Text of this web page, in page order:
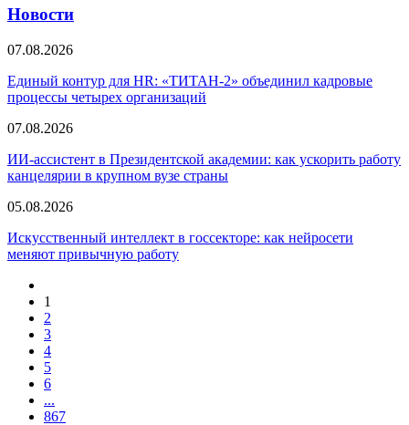
Новости
07.08.2026
Единый контур для HR: «ТИТАН‑2» объединил кадровые
процессы четырех организаций
07.08.2026
ИИ-ассистент в Президентской академии: как ускорить работу
канцелярии в крупном вузе страны
05.08.2026
Искусственный интеллект в госсекторе: как нейросети
меняют привычную работу
1
2
3
4
5
6
...
867